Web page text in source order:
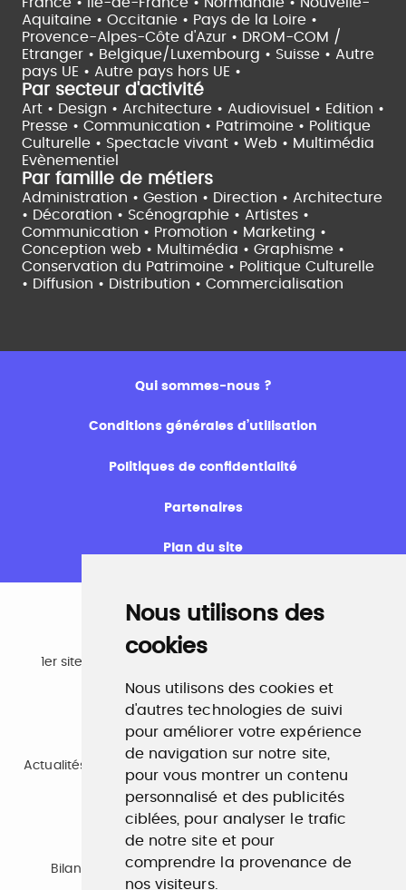
Nous utilisons des
cookies
Nous utilisons des cookies et
d'autres technologies de suivi
pour améliorer votre expérience
de navigation sur notre site,
pour vous montrer un contenu
personnalisé et des publicités
ciblées, pour analyser le trafic
de notre site et pour
comprendre la provenance de
nos visiteurs.
Aquitaine • Occitanie • Pays de la Loire •
Provence-Alpes-Côte d'Azur • DROM-COM /
Etranger • Belgique/Luxembourg • Suisse • Autre
pays UE • Autre pays hors UE •
Par secteur d'activité
Art • Design • Architecture • Audiovisuel • Edition •
Presse • Communication • Patrimoine • Politique
Culturelle • Spectacle vivant • Web • Multimédia
Evènementiel
Par famille de métiers
Administration • Gestion • Direction • Architecture
• Décoration • Scénographie • Artistes •
Communication • Promotion • Marketing •
Conception web • Multimédia • Graphisme •
Conservation du Patrimoine • Politique Culturelle
• Diffusion • Distribution • Commercialisation
Qui sommes-nous ?
Conditions générales d’utilisation
Politiques de confidentialité
Partenaires
Plan du site
Emploi
1er site emploi du secteur culturel 784.000 visites et
www.profilculture.com
Formation
Actualités, guide et annuaire des formations aux métiers
de la culture.
www.profilculture-formation.com
Accompagnement professionnel
Bilan de compétences, coaching, techniques de
recherche d'emploi, entretien conseil.